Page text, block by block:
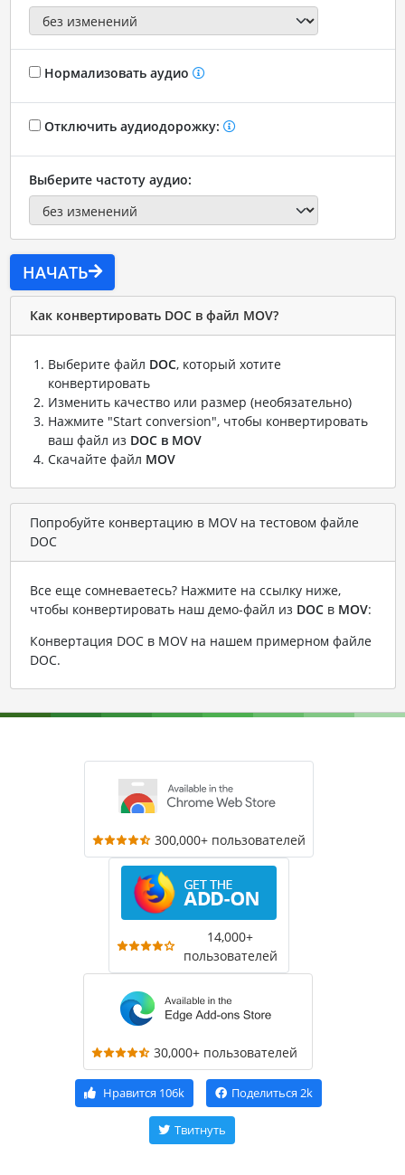
Нормализовать аудио
Отключить аудиодорожку:
Выберите частоту аудио:
НАЧАТЬ
Как конвертировать DOC в файл MOV?
Выберите файл DOC, который хотите
конвертировать
Изменить качество или размер (необязательно)
Нажмите "Start conversion", чтобы конвертировать
ваш файл из DOC в MOV
Скачайте файл MOV
Попробуйте конвертацию в MOV на тестовом файле
DOC
Все еще сомневаетесь? Нажмите на ссылку ниже,
чтобы конвертировать наш демо-файл из DOCв MOV:
Конвертация DOC в MOV на нашем примерном файле
DOC.
300,000+ пользователей
14,000+
пользователей
30,000+ пользователей
Нравится 106k Поделиться 2k
Твитнуть